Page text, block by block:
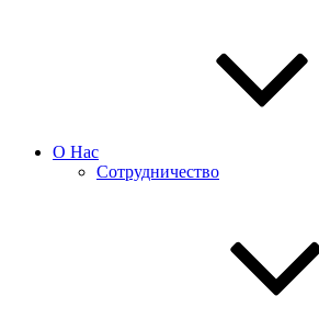
О Нас
Сотрудничество